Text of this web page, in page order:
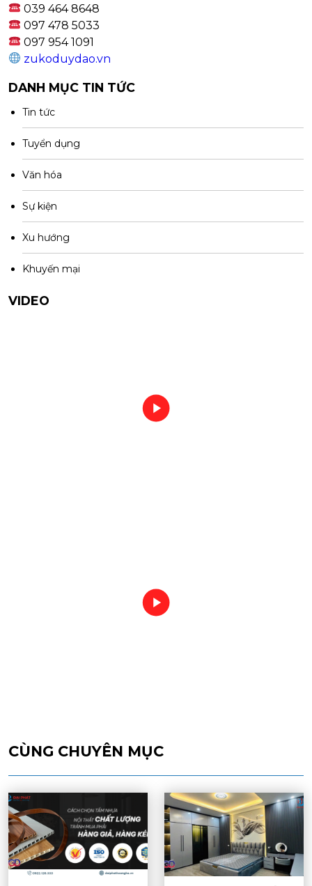
039 464 8648
097 478 5033
097 954 1091
zukoduydao.vn
DANH MỤC TIN TỨC
Tin tức
Tuyển dụng
Văn hóa
Sự kiện
Xu hướng
Khuyến mại
VIDEO
CÙNG CHUYÊN MỤC